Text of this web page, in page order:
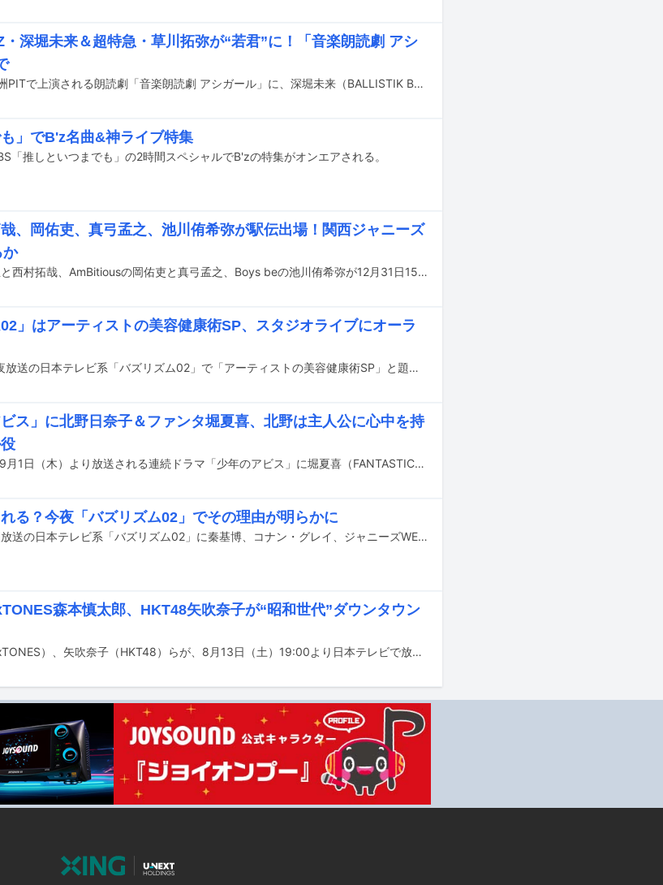
深堀未来＆超特急・草川拓弥が“若君”に！「音楽朗読劇 アシ
8月5、6日に東京・豊洲PITで上演される朗読劇「音楽朗読劇 アシガール」に、深堀未来（BALLISTIK BOYZ from EXILE TRIBE）と草川拓弥（超特急）が出演することが発表された。
も」でB'z名曲&神ライブ特集
「推しといつまでも」の2時間スペシャルでB'zの特集がオンエアされる。
、岡佑吏、真弓孟之、池川侑希弥が駅伝出場！関西ジャニーズ
か
Lil かんさいの嶋崎斗亜と西村拓哉、AmBitiousの岡佑吏と真弓孟之、Boys beの池川侑希弥が12月31日15:00よりカンテレで放送される「超（スーパー）アスリート×ブレイク芸能人が野球＆駅伝でブラボー連発！忘年会では大暴露SP」に出演する。
」はアーティストの美容健康術SP、スタジオライブにオーラ
本日8月12日（金）深夜放送の日本テレビ系「バズリズム02」で「アーティストの美容健康術SP」と題したトーク総集編がオンエアされる。
ビス」に北野日奈子＆ファンタ堀夏喜、北野は主人公に心中を持
MBS「ドラマ特区」で9月1日（木）より放送される連続ドラマ「少年のアビス」に堀夏喜（FANTASTICS from EXILE TRIBE）と元乃木坂46の北野日奈子が出演する。
る？今夜「バズリズム02」でその理由が明らかに
本日8月5日（金）深夜放送の日本テレビ系「バズリズム02」に秦基博、コナン・グレイ、ジャニーズWEST、アルテミスの翼が出演する。
森本慎太郎、HKT48矢吹奈子が“昭和世代”ダウンタウン
あの、森本慎太郎（SixTONES）、矢吹奈子（HKT48）らが、8月13日（土）19:00より日本テレビで放送される特番「ダウンタウン vs Z世代 ヤバイ昭和あり？なし？」に出演する。